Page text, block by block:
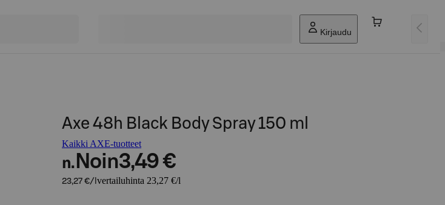
Kirjaudu
Axe 48h Black Body Spray 150 ml
Kaikki AXE-tuotteet
n. Noin3,49 €
23,27 €/l vertailuhinta 23,27 €/l